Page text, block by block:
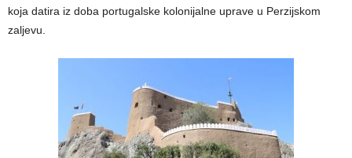
koja datira iz doba portugalske kolonijalne uprave u Perzijskom
zaljevu.